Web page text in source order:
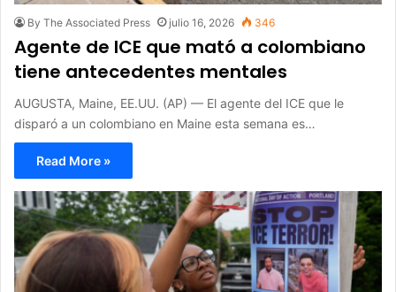
By The Associated Press julio 16, 2026 346
Agente de ICE que mató a colombiano
tiene antecedentes mentales
AUGUSTA, Maine, EE.UU. (AP) — El agente del ICE que le
disparó a un colombiano en Maine esta semana es…
Read More »